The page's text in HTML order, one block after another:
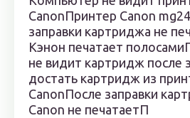
CanonПринтер Canon
заправки картриджа не
Кэнон печатает
не видит картридж после
достать картридж из
CanonПосле заправки
Canon не печатаетП